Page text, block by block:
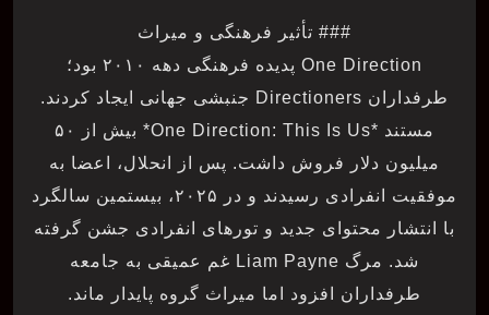
### تأثیر فرهنگی و میراث
One Direction پدیده فرهنگی دهه ۲۰۱۰ بود؛
طرفداران Directioners جنبشی جهانی ایجاد کردند.
مستند *One Direction: This Is Us* بیش از ۵۰
میلیون دلار فروش داشت. پس از انحلال، اعضا به
موفقیت انفرادی رسیدند و در ۲۰۲۵، بیستمین سالگرد
با انتشار محتوای جدید و تورهای انفرادی جشن گرفته
شد. مرگ Liam Payne غم عمیقی به جامعه
طرفداران افزود اما میراث گروه پایدار ماند.